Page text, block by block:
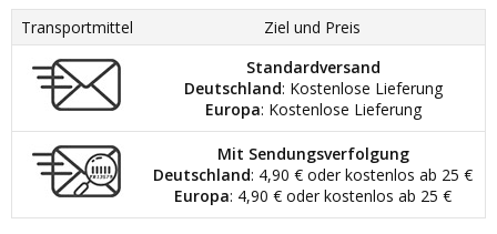
Transportmittel
Ziel und Preis
Standardversand
Deutschland: Kostenlose Lieferung
Europa: Kostenlose Lieferung
Mit Sendungsverfolgung
Deutschland: 4,90 € oder kostenlos ab 25 €
Europa: 4,90 € oder kostenlos ab 25 €